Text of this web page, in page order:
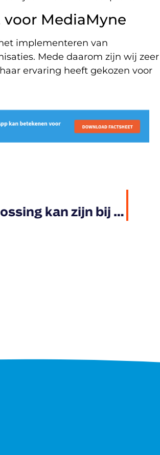
voor MediaMyne
implementeren van
Mede daarom zijn wij zeer
ervaring heeft gekozen voor
Hoe een beeldkrant de oplossing kan zijn bij u op kantoor